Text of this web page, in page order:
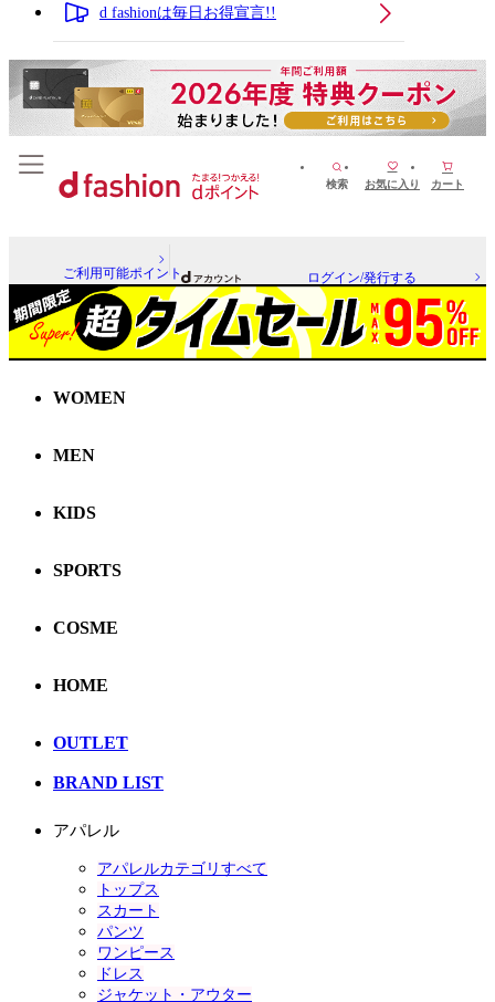
d fashionは毎日お得宣言!!
検索 お気に入り カート
ご利用可能ポイント ログイン/発行する
WOMEN
MEN
KIDS
SPORTS
COSME
HOME
OUTLET
BRAND LIST
アパレル
アパレルカテゴリすべて
トップス
スカート
パンツ
ワンピース
ドレス
ジャケット・アウター